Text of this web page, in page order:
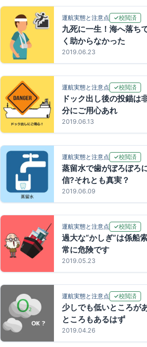
運航実態と注意点 校閲済
九死に一生！海へ落ち
く助からなかった
2019.06.23
運航実態と注意点 校閲済
ドック出し後の投錨は
分にご用心あれ
2019.06.13
運航実態と注意点 校閲済
蒸留水で歯がぼろぼろ
信?それとも真実？
2019.06.09
運航実態と注意点 校閲済
過大な“かしぎ”は係船
常に危険です
2019.05.23
運航実態と注意点 校閲済
少しでも低いところが
ところもあるはず
2019.04.26